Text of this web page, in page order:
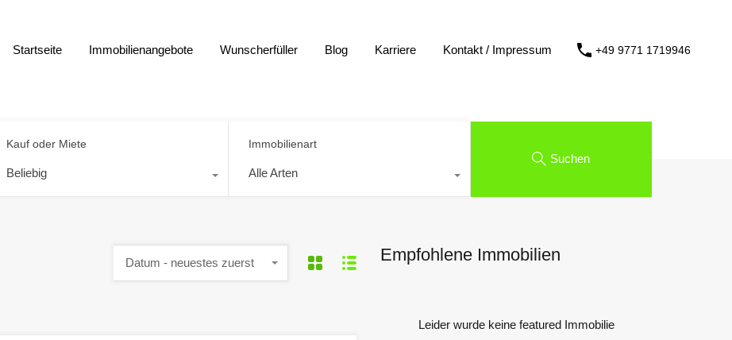
Startseite Immobilienangebote Wunscherfüller Blog Karriere Kontakt / Impressum +49 9771 1719946
Kauf oder Miete
Beliebig
Immobilienart
Alle Arten
Suchen
Datum - neuestes zuerst Empfohlene Immobilien
Leider wurde keine featured Immobilie